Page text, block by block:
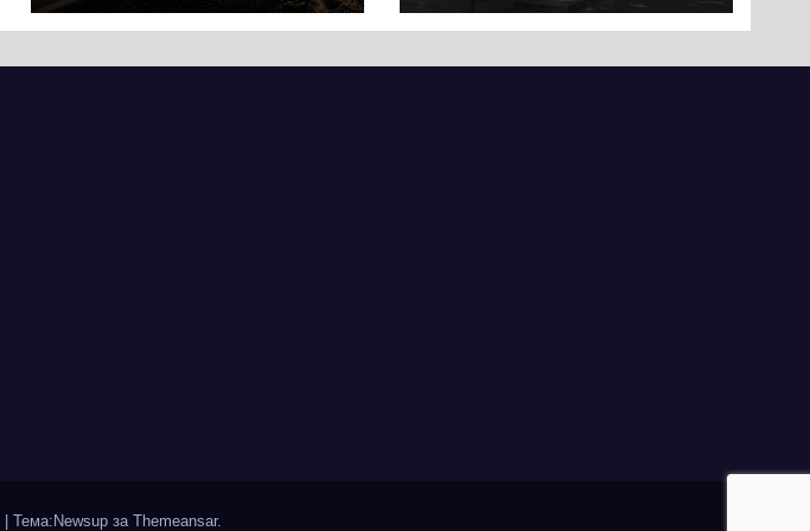
ведуться на
Тема:Newsup за Themeansar.